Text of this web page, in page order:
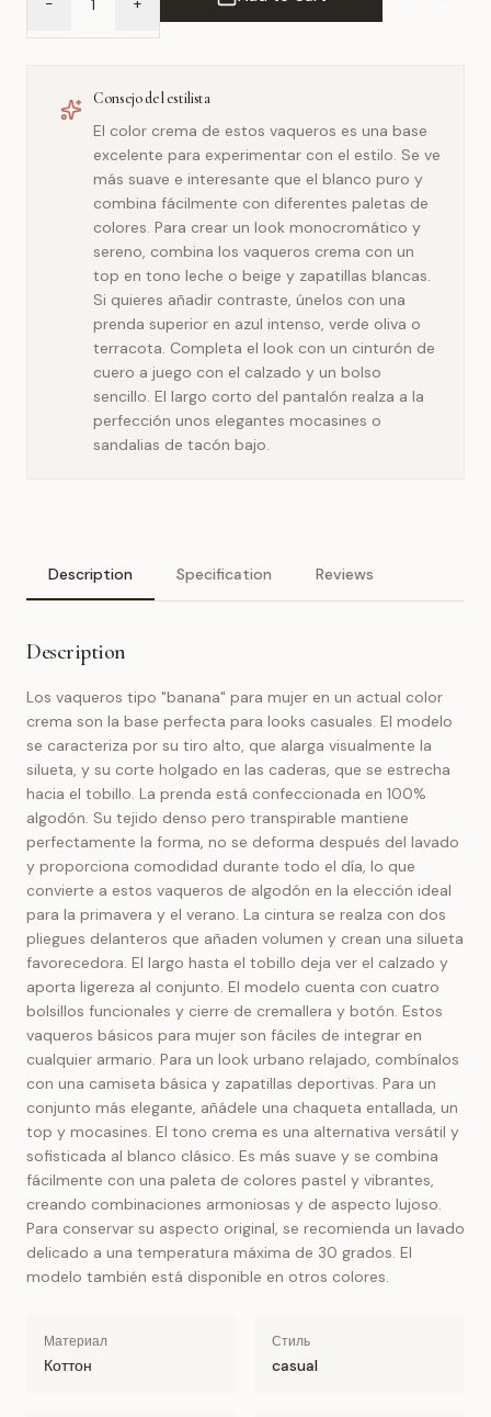
Consejo del estilista
El color crema de estos vaqueros es una base
excelente para experimentar con el estilo. Se ve
más suave e interesante que el blanco puro y
combina fácilmente con diferentes paletas de
colores. Para crear un look monocromático y
sereno, combina los vaqueros crema con un
top en tono leche o beige y zapatillas blancas.
Si quieres añadir contraste, únelos con una
prenda superior en azul intenso, verde oliva o
terracota. Completa el look con un cinturón de
cuero a juego con el calzado y un bolso
sencillo. El largo corto del pantalón realza a la
perfección unos elegantes mocasines o
sandalias de tacón bajo.
Description Specification Reviews
Description
Los vaqueros tipo "banana" para mujer en un actual color
crema son la base perfecta para looks casuales. El modelo
se caracteriza por su tiro alto, que alarga visualmente la
silueta, y su corte holgado en las caderas, que se estrecha
hacia el tobillo. La prenda está confeccionada en 100%
algodón. Su tejido denso pero transpirable mantiene
perfectamente la forma, no se deforma después del lavado
y proporciona comodidad durante todo el día, lo que
convierte a estos vaqueros de algodón en la elección ideal
para la primavera y el verano. La cintura se realza con dos
pliegues delanteros que añaden volumen y crean una silueta
favorecedora. El largo hasta el tobillo deja ver el calzado y
aporta ligereza al conjunto. El modelo cuenta con cuatro
bolsillos funcionales y cierre de cremallera y botón. Estos
vaqueros básicos para mujer son fáciles de integrar en
cualquier armario. Para un look urbano relajado, combínalos
con una camiseta básica y zapatillas deportivas. Para un
conjunto más elegante, añádele una chaqueta entallada, un
top y mocasines. El tono crema es una alternativa versátil y
sofisticada al blanco clásico. Es más suave y se combina
fácilmente con una paleta de colores pastel y vibrantes,
creando combinaciones armoniosas y de aspecto lujoso.
Para conservar su aspecto original, se recomienda un lavado
delicado a una temperatura máxima de 30 grados. El
modelo también está disponible en otros colores.
Материал
Коттон
Стиль
casual